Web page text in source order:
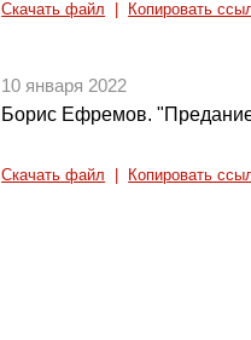
Скачать файл Копировать
10 января 2022
Борис Ефремов.
Скачать файл Копировать